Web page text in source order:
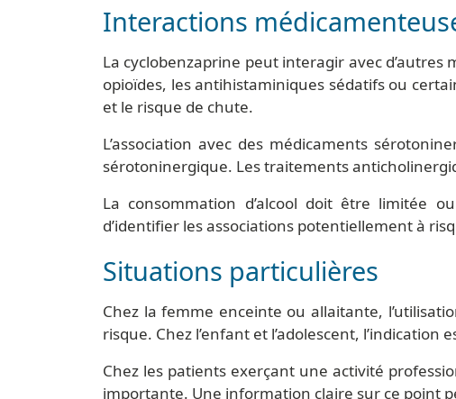
Interactions
La cyclobenzaprine peut interagir avec
opioïdes, les antihistaminiques sédatifs ou
et le risque de chute.
L’association avec des médicaments
sérotoninergique. Les traitements
La consommation d’alcool doit être limitée
d’identifier les associations potentiellement à
Situations particulières
Chez la femme enceinte ou allaitante,
risque. Chez l’enfant et l’adolescent,
Chez les patients exerçant une activité
importante. Une information claire sur ce point